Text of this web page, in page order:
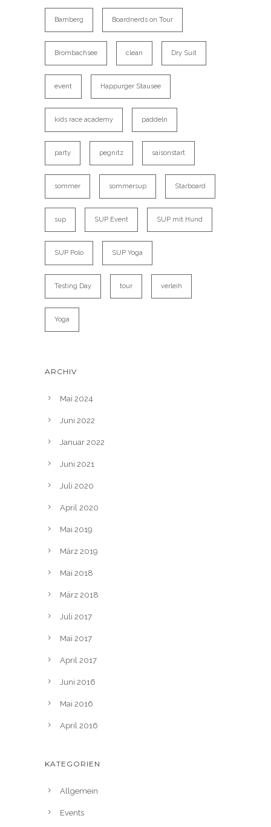
Bamberg Boardnerds on Tour
Brombachsee clean Dry Suit
event Happurger Stausee
kids race academy paddeln
party pegnitz saisonstart
sommer sommersup Starboard
sup SUP Event SUP mit Hund
SUP Polo SUP Yoga
Testing Day tour verleih
Yoga
ARCHIV
Mai 2024
Juni 2022
Januar 2022
Juni 2021
Juli 2020
April 2020
Mai 2019
März 2019
Mai 2018
März 2018
Juli 2017
Mai 2017
April 2017
Juni 2016
Mai 2016
April 2016
KATEGORIEN
Allgemein
Events